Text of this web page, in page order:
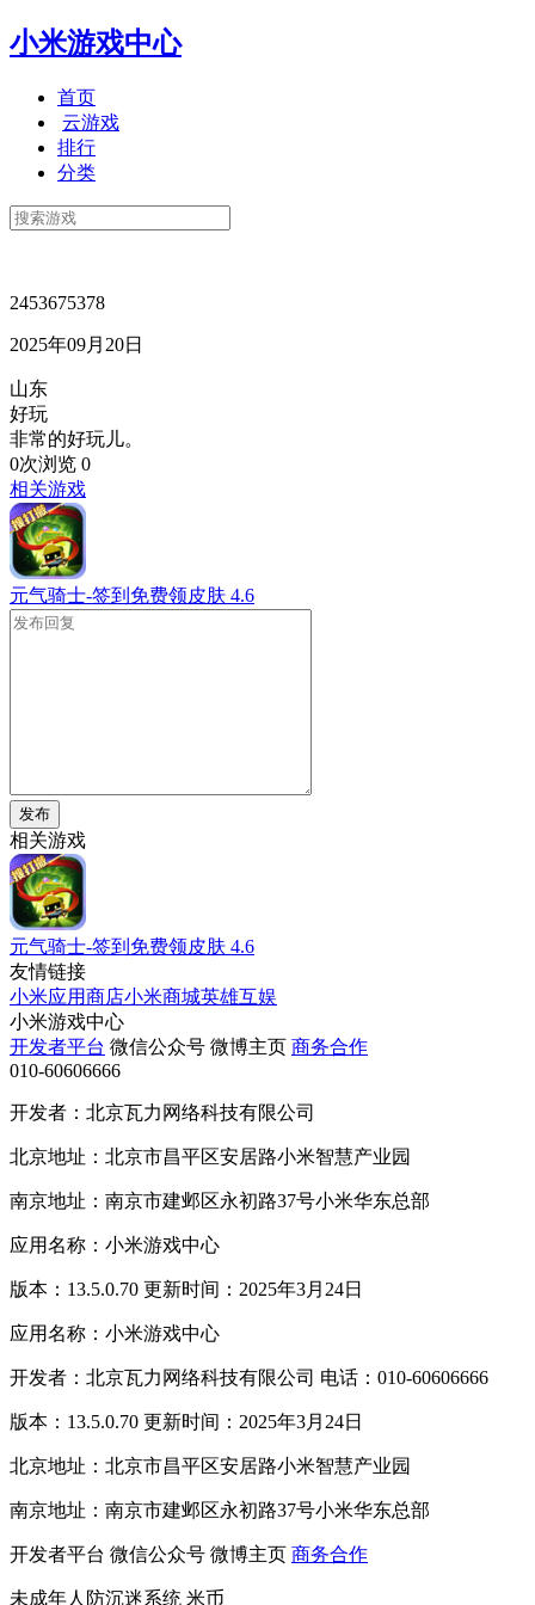
小米游戏中心
首页
云游戏
排行
分类
2453675378
2025年09月20日
山东
好玩
非常的好玩儿。
0次浏览 0
相关游戏
元气骑士-签到免费领皮肤 4.6
发布
相关游戏
元气骑士-签到免费领皮肤 4.6
友情链接
小米应用商店小米商城英雄互娱
小米游戏中心
开发者平台 微信公众号 微博主页 商务合作
010-60606666
开发者：北京瓦力网络科技有限公司
北京地址：北京市昌平区安居路小米智慧产业园
南京地址：南京市建邺区永初路37号小米华东总部
应用名称：小米游戏中心
版本：13.5.0.70 更新时间：2025年3月24日
应用名称：小米游戏中心
开发者：北京瓦力网络科技有限公司 电话：010-60606666
版本：13.5.0.70 更新时间：2025年3月24日
北京地址：北京市昌平区安居路小米智慧产业园
南京地址：南京市建邺区永初路37号小米华东总部
开发者平台 微信公众号 微博主页 商务合作
未成年人防沉迷系统 米币